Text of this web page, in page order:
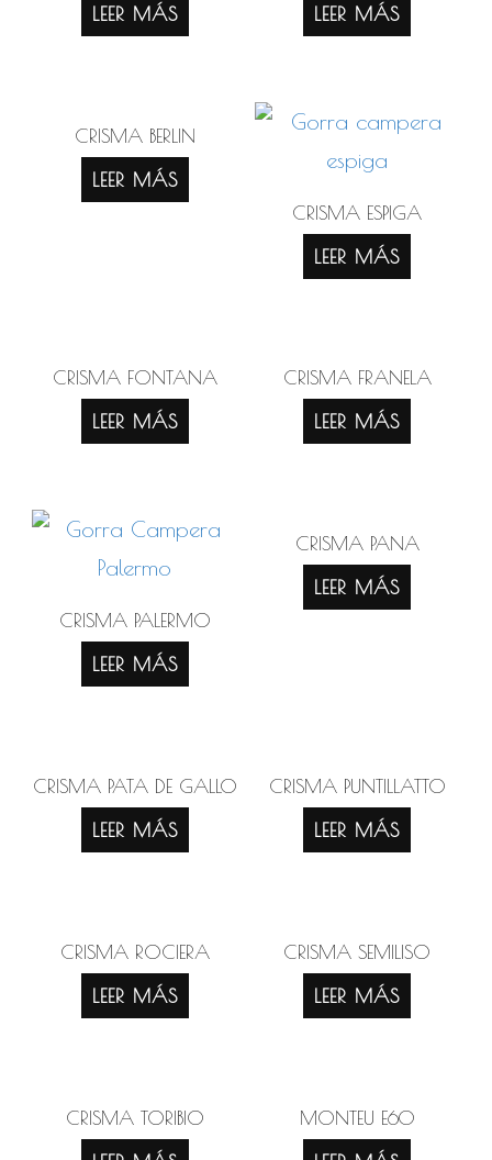
LEER MÁS
LEER MÁS
CRISMA BERLIN
LEER MÁS
CRISMA ESPIGA
LEER MÁS
CRISMA FONTANA
LEER MÁS
CRISMA FRANELA
LEER MÁS
CRISMA PALERMO
LEER MÁS
CRISMA PANA
LEER MÁS
CRISMA PATA DE GALLO
LEER MÁS
CRISMA PUNTILLATTO
LEER MÁS
CRISMA ROCIERA
LEER MÁS
CRISMA SEMILISO
LEER MÁS
CRISMA TORIBIO
MONTEU E60